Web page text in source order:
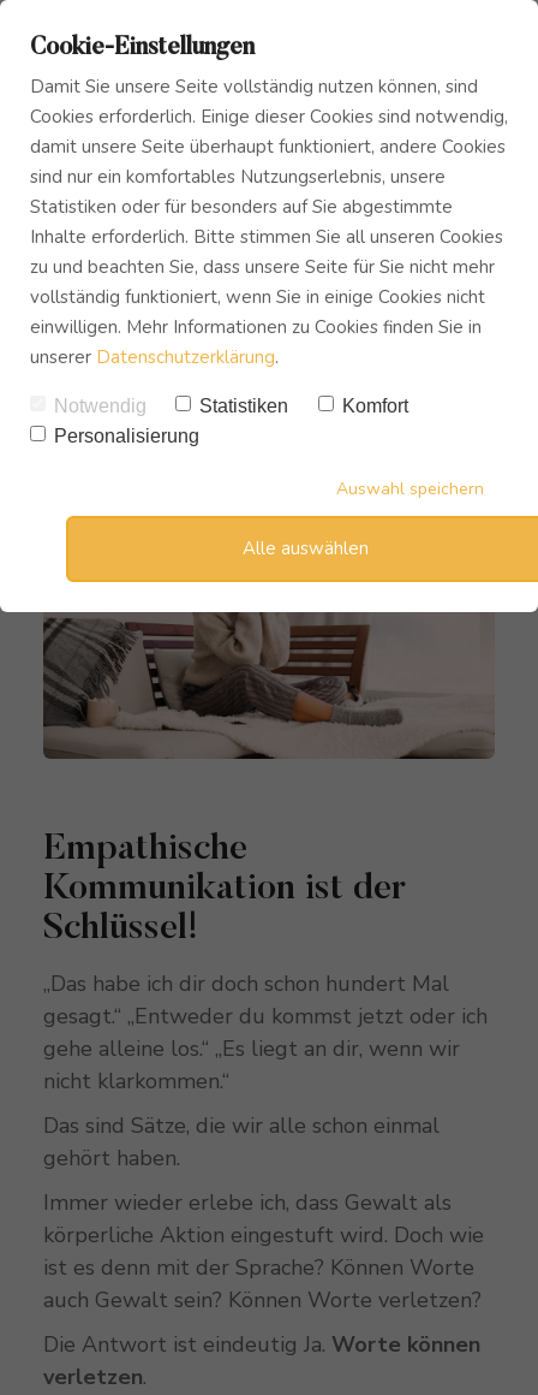
Das Innere Kind
Innerer Frieden
Blog
Podcast
Buch
Download
Worte können verletzen!
So hilft Friedvolle
Kommunikation.
2 KOMMENTARE
17 SHARES
Empathische
Kommunikation ist der
Schlüssel!
„Das habe ich dir doch schon hundert Mal
gesagt.“ „Entweder du kommst jetzt oder ich
gehe alleine los.“ „Es liegt an dir, wenn wir
nicht klarkommen.“
Das sind Sätze, die wir alle schon einmal
gehört haben.
Immer wieder erlebe ich, dass Gewalt als
körperliche Aktion eingestuft wird. Doch wie
ist es denn mit der Sprache? Können Worte
auch Gewalt sein? Können Worte verletzen?
Die Antwort ist eindeutig Ja. Worte können
verletzen.
Cookie-Einstellungen
Damit Sie unsere Seite vollständig nutzen können, sind
Cookies erforderlich. Einige dieser Cookies sind notwendig,
damit unsere Seite überhaupt funktioniert, andere Cookies
sind nur ein komfortables Nutzungserlebnis, unsere
Statistiken oder für besonders auf Sie abgestimmte
Inhalte erforderlich. Bitte stimmen Sie all unseren Cookies
zu und beachten Sie, dass unsere Seite für Sie nicht mehr
vollständig funktioniert, wenn Sie in einige Cookies nicht
einwilligen. Mehr Informationen zu Cookies finden Sie in
unserer Datenschutzerklärung.
Notwendig Statistiken
Komfort
Personalisierung
Auswahl speichern
Alle auswählen